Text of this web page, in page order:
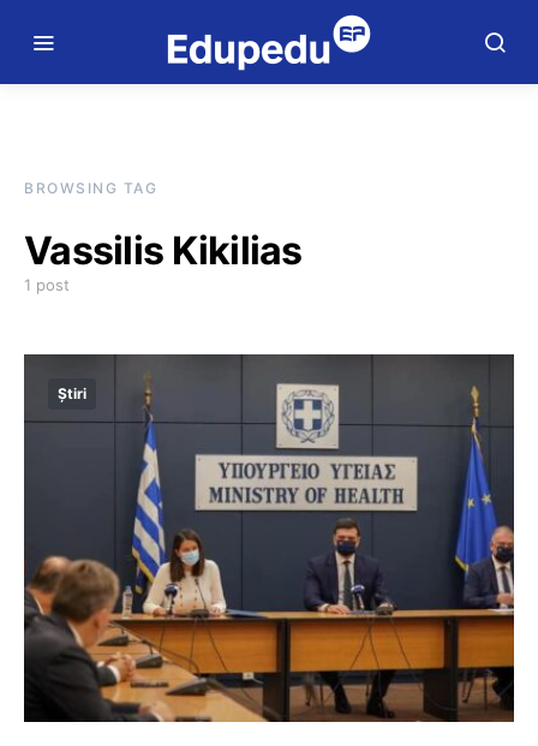
BROWSING TAG
Vassilis Kikilias
1 post
Știri